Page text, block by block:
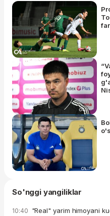
So'nggi yangiliklar
10:40 "Real" yarim himoyani